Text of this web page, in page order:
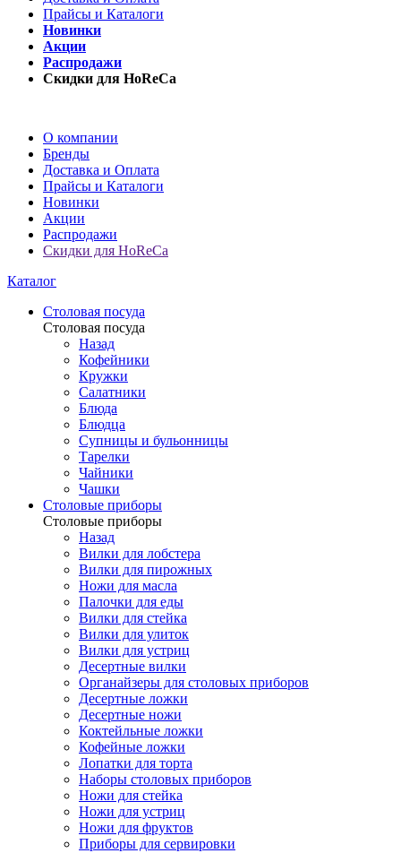
Прайсы и Каталоги
Новинки
Акции
Распродажи
Скидки для HoReCa
О компании
Бренды
Доставка и Оплата
Прайсы и Каталоги
Новинки
Акции
Распродажи
Скидки для HoReCa
Каталог
Столовая посуда
Столовая посуда
Назад
Кофейники
Кружки
Салатники
Блюда
Блюдца
Супницы и бульонницы
Тарелки
Чайники
Чашки
Cтоловые приборы
Cтоловые приборы
Назад
Вилки для лобстера
Вилки для пирожных
Ножи для масла
Палочки для еды
Вилки для стейка
Вилки для улиток
Вилки для устриц
Десертные вилки
Органайзеры для столовых приборов
Десертные ложки
Десертные ножи
Коктейльные ложки
Кофейные ложки
Лопатки для торта
Наборы столовых приборов
Ножи для стейка
Ножи для устриц
Ножи для фруктов
Приборы для сервировки